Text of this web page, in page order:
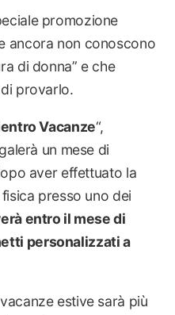
promozione
ancora non conoscono
di donna” e che
provarlo.
Vacanze“,
un mese di
aver effettuato la
presso uno dei
entro il mese di
personalizzati a
estive sarà più